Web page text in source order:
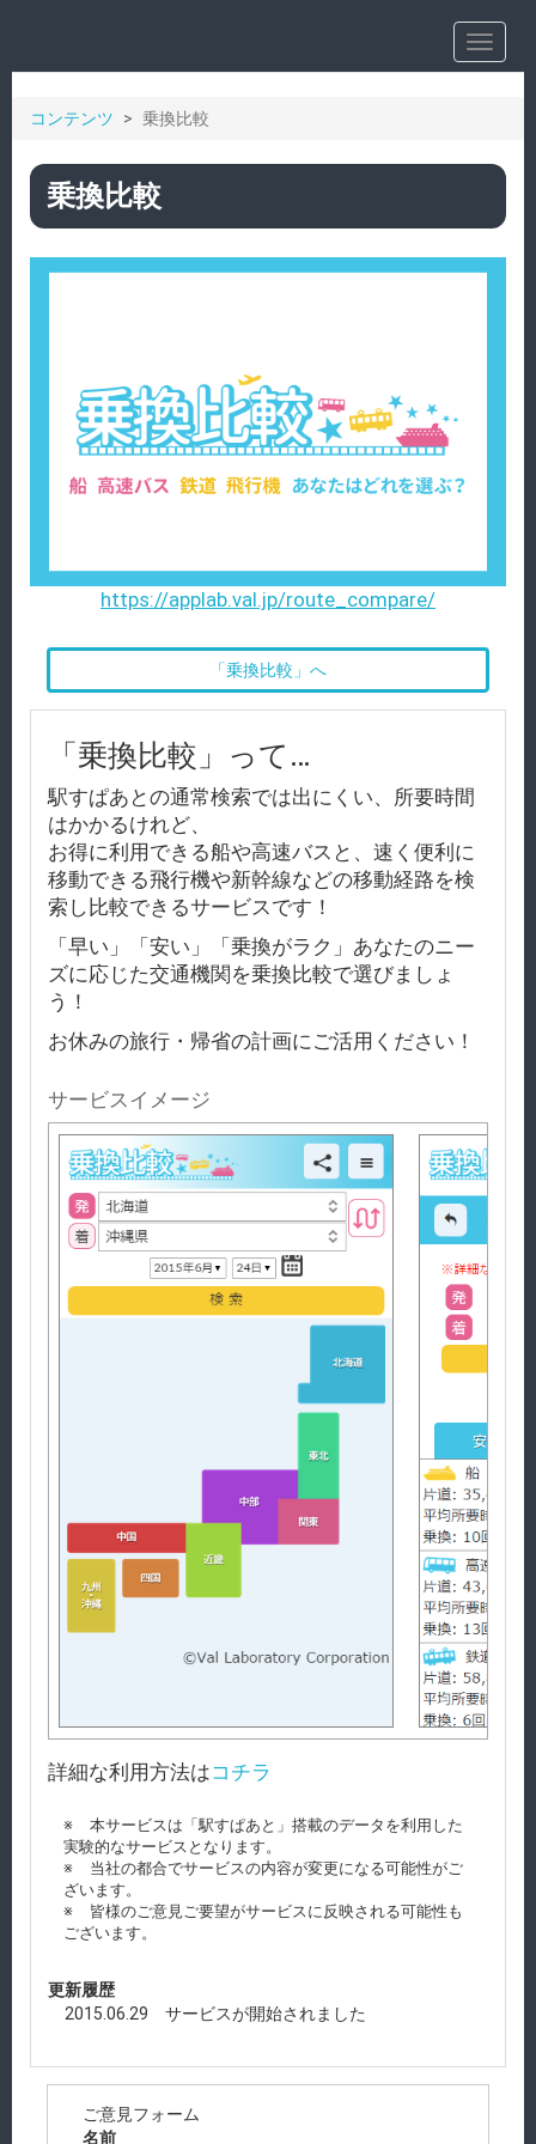
Toggle
コンテンツ 乗換比較
乗換比較
https://applab.val.jp/route_compare/
「乗換比較」へ
「乗換比較」って…
駅すぱあとの通常検索では出にくい、所要時間
はかかるけれど、
お得に利用できる船や高速バスと、速く便利に
移動できる飛行機や新幹線などの移動経路を検
索し比較できるサービスです！
「早い」「安い」「乗換がラク」あなたのニー
ズに応じた交通機関を乗換比較で選びましょ
う！
お休みの旅行・帰省の計画にご活用ください！
サービスイメージ
詳細な利用方法はコチラ
本サービスは「駅すぱあと」搭載のデータを利用した
実験的なサービスとなります。
当社の都合でサービスの内容が変更になる可能性がご
ざいます。
皆様のご意見ご要望がサービスに反映される可能性も
ございます。
更新履歴
2015.06.29 サービスが開始されました
ご意見フォーム
名前